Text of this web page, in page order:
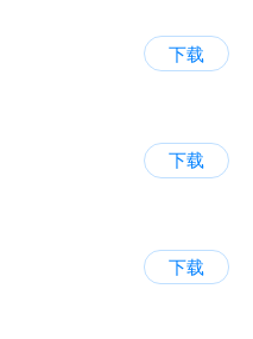
下载
下载
下载